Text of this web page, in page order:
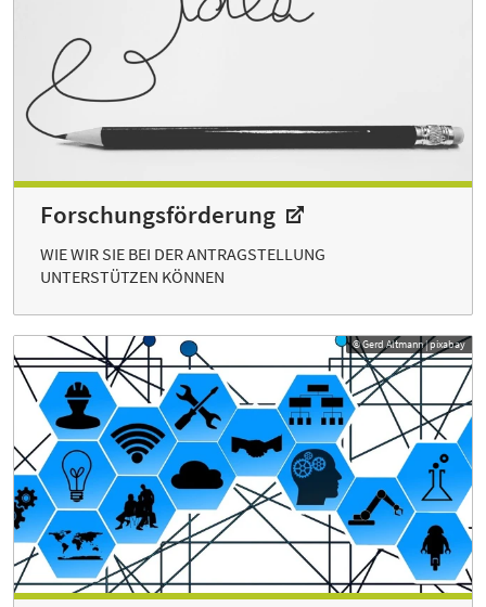
Forschungs­förderung
WIE WIR SIE BEI DER ANTRAGSTELLUNG
UNTERSTÜTZEN KÖNNEN
© Gerd Altmann | pixabay